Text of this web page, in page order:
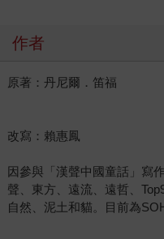
作者
原著：丹尼爾．笛福
改寫：賴惠鳳
因參與「漢聲中國童話」寫
聲、東方、遠流、遠哲、
自然、泥土和貓。目前為